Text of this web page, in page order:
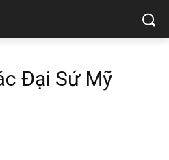
Đại Sứ Mỹ